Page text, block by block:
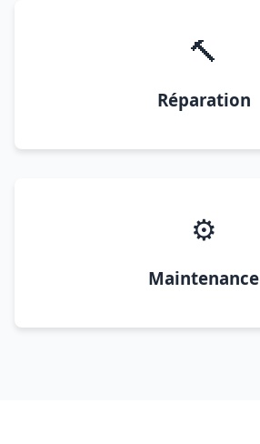
🔨
Réparation
⚙️
Maintenance